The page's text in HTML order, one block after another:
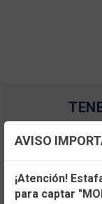
Configuración
Utilizamos
AVISO
¡Atención!
para captar